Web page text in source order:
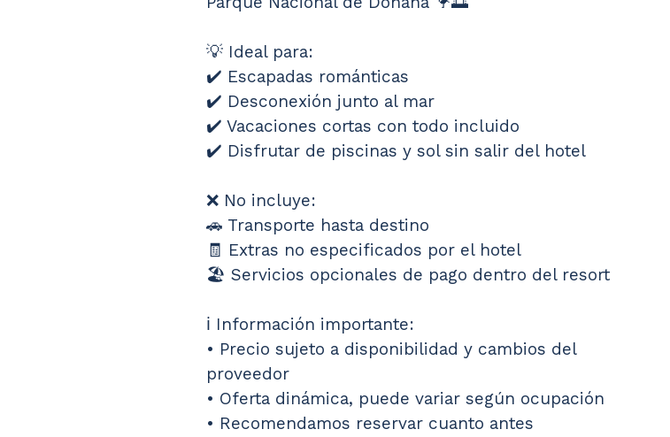
💡 Ideal para:
✔️ Escapadas románticas
✔️ Desconexión junto al mar
✔️ Vacaciones cortas con todo incluido
✔️ Disfrutar de piscinas y sol sin salir del hotel
❌ No incluye:
🚗 Transporte hasta destino
🧾 Extras no especificados por el hotel
🏖️ Servicios opcionales de pago dentro del resort
ℹ️ Información importante:
• Precio sujeto a disponibilidad y cambios del
proveedor
• Oferta dinámica, puede variar según ocupación
• Recomendamos reservar cuanto antes